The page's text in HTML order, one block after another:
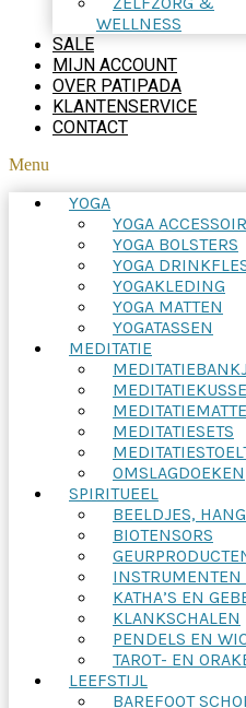
WELLNESS
SALE
MIJN ACCOUNT
OVER PATIPADA
KLANTENSERVICE
CONTACT
Menu
YOGA
YOGA
YOGA BOLSTERS
YOGA
YOGAKLEDING
YOGA MATTEN
YOGATASSEN
MEDITATIE
MEDITATIESETS
OMSLAGDOEKEN
SPIRITUEEL
BEELDJES,
BIOTENSORS
KATHA’S EN
KLANKSCHALEN
PENDELS EN
TAROT- EN
LEEFSTIJL
BAREFOOT